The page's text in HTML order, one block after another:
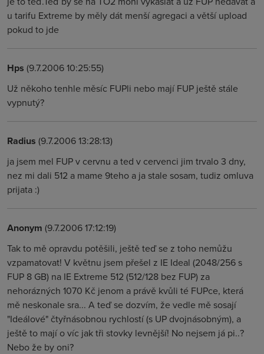
u tarifu Extreme by měly dát menší agregaci a větší upload
pokud to jde
Hps (9.7.2006 10:25:55)
Už někoho tenhle měsíc FUPli nebo mají FUP ještě stále
vypnutý?
Radius (9.7.2006 13:28:13)
ja jsem mel FUP v cervnu a ted v cervenci jim trvalo 3 dny,
nez mi dali 512 a mame 9teho a ja stale sosam, tudiz omluva
prijata :)
Anonym (9.7.2006 17:12:19)
Tak to mě opravdu potěšili, ještě teď se z toho nemůžu
vzpamatovat! V květnu jsem přešel z IE Ideal (2048/256 s
FUP 8 GB) na IE Extreme 512 (512/128 bez FUP) za
nehorázných 1070 Kč jenom a právě kvůli té FUPce, která
mě neskonale sra... A teď se dozvím, že vedle mě sosají
"Ideálové" čtyřnásobnou rychlostí (s UP dvojnásobným), a
ještě to mají o víc jak tři stovky levnější! No nejsem já pi..?
Nebo že by oni?